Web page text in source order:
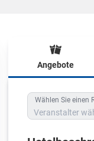
Angebote
Wählen Sie einen
Veranstalter